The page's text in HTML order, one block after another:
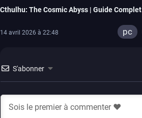
Cthulhu: The Cosmic Abyss | Guide Complet
14 avril 2026 à 22:48 pc
S'abonner